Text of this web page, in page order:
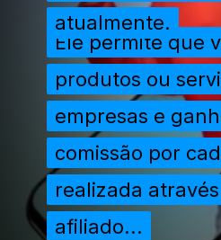
Ele permite que
produtos ou
empresas e
comissão por
realizada
afiliado...
Ele permite que
produtos ou
empresas e
comissão por
realizada
afiliado...
atualmente.
atualmente.